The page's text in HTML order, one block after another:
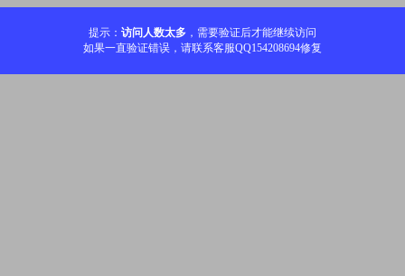
提示： 访问人数太多 ，需要验证后才能继续访问
如果一直验证错误，请联系客服QQ154208694修复